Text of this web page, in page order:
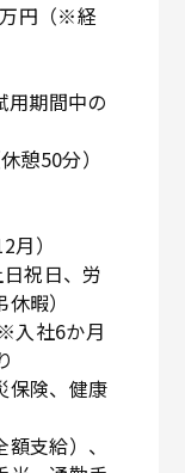
円（※経
期間中の
50分）
）
祝日、労
暇）
社6か月
険、健康
支給）、